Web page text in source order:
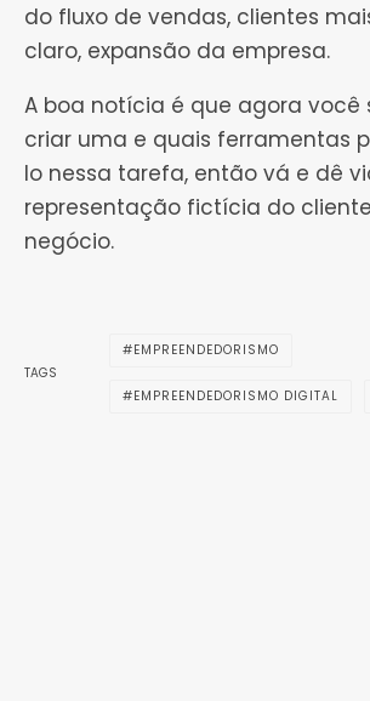
do fluxo de vendas, clientes
claro, expansão da empresa.
A boa notícia é que agora você
criar uma e quais ferramentas
lo nessa tarefa, então vá e dê
representação fictícia do
negócio.
TAGS
EMPREENDEDORISMO
EMPREENDEDORISMO DIGITAL